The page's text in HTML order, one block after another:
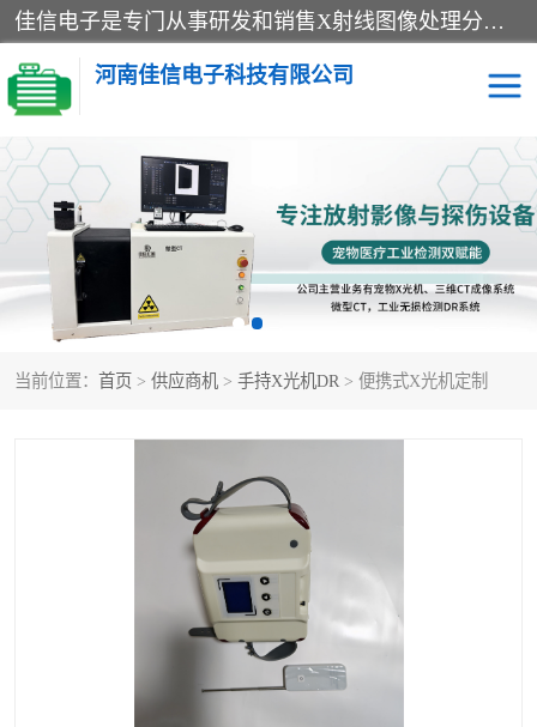
佳信电子是专门从事研发和销售X射线图像处理分析和X射线设备的高端技术公司，先进的图像处理技术帮助用户更加准确的判断图像，为科研和检测提供可靠保证，现有产品包括电力GIS探伤X射线检测系统，电力耐张线夹探伤X射线检测系统，便携式X射线，兽用图像的增强软件工具包，工业和兽用便携式DR，实验室CT，桌面CT等。
河南佳信电子科技有限公司
当前位置： 首页 > 供应商机 > 手持X光机DR > 便携式X光机定制
宠物X光机DR 电力探伤仪GIS探伤仪
电力探伤仪耐张线夹探伤
仪
微焦点射线源
工业CT
C型臂 口腔牙科X光机DR
管道焊缝探伤X光机DR 牛马羊大动物兽用DR